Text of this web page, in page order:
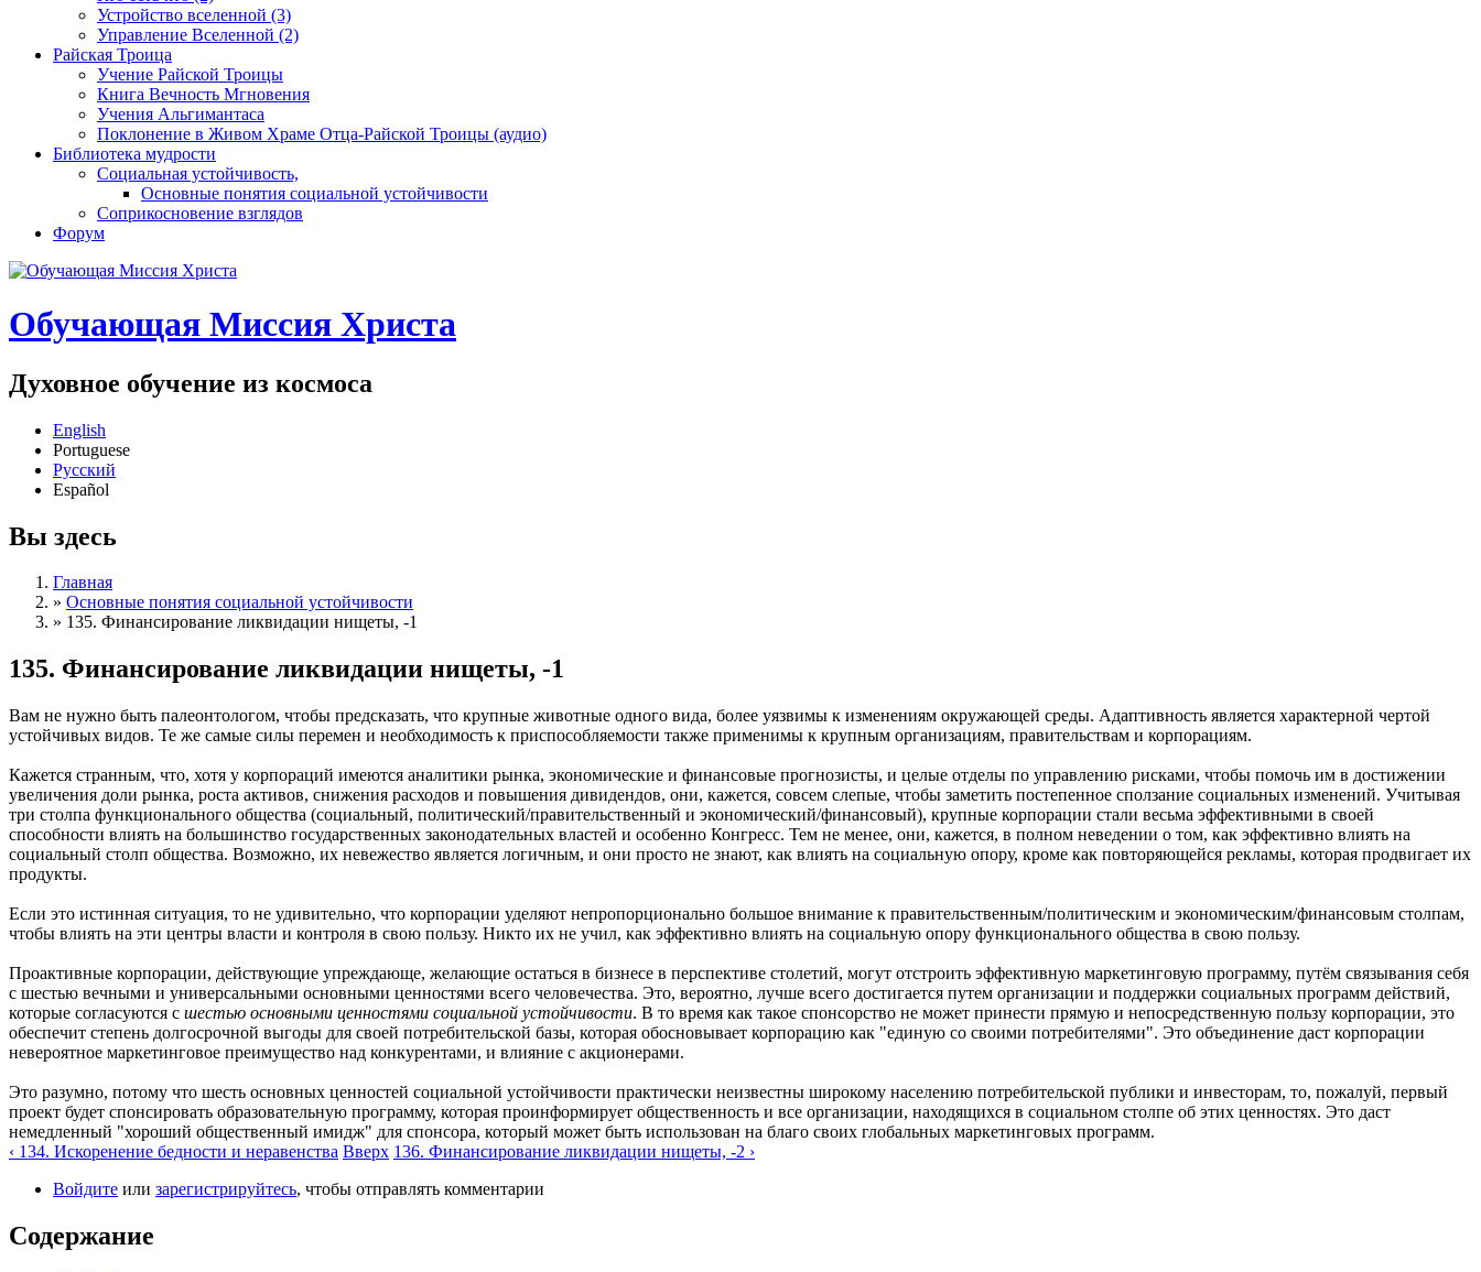
Устройство вселенной (3)
Управление Вселенной (2)
Райская Троица
Учение Райской Троицы
Книга Вечность Мгновения
Учения Альгимантаса
Поклонение в Живом Храме Отца-Райской Троицы (аудио)
Библиотека мудрости
Социальная устойчивость,
Основные понятия социальной устойчивости
Соприкосновение взглядов
Форум
Обучающая Миссия Христа
Духовное обучение из космоса
English
Portuguese
Русский
Español
Вы здесь
Главная
» Основные понятия социальной устойчивости
» 135. Финансирование ликвидации нищеты, -1
135. Финансирование ликвидации нищеты, -1
Вам не нужно быть палеонтологом, чтобы предсказать, что крупные животные одного вида, более уязвимы к изменениям окружающей среды. Адаптивность является характерной чертой
устойчивых видов. Те же самые силы перемен и необходимость к приспособляемости также применимы к крупным организациям, правительствам и корпорациям.
Кажется странным, что, хотя у корпораций имеются аналитики рынка, экономические и финансовые прогнозисты, и целые отделы по управлению рисками, чтобы помочь им в достижении
увеличения доли рынка, роста активов, снижения расходов и повышения дивидендов, они, кажется, совсем слепые, чтобы заметить постепенное сползание социальных изменений. Учитывая
три столпа функционального общества (социальный, политический/правительственный и экономический/финансовый), крупные корпорации стали весьма эффективными в своей
способности влиять на большинство государственных законодательных властей и особенно Конгресс. Тем не менее, они, кажется, в полном неведении о том, как эффективно влиять на
социальный столп общества. Возможно, их невежество является логичным, и они просто не знают, как влиять на социальную опору, кроме как повторяющейся рекламы, которая продвигает их
продукты.
Если это истинная ситуация, то не удивительно, что корпорации уделяют непропорционально большое внимание к правительственным/политическим и экономическим/финансовым столпам,
чтобы влиять на эти центры власти и контроля в свою пользу. Никто их не учил, как эффективно влиять на социальную опору функционального общества в свою пользу.
Проактивные корпорации, действующие упреждающе, желающие остаться в бизнесе в перспективе столетий, могут отстроить эффективную маркетинговую программу, путём связывания себя
с шестью вечными и универсальными основными ценностями всего человечества. Это, вероятно, лучше всего достигается путем организации и поддержки социальных программ действий,
которые согласуются с шестью основными ценностями социальной устойчивости. В то время как такое спонсорство не может принести прямую и непосредственную пользу корпорации, это
обеспечит степень долгосрочной выгоды для своей потребительской базы, которая обосновывает корпорацию как "единую со своими потребителями". Это объединение даст корпорации
невероятное маркетинговое преимущество над конкурентами, и влияние с акционерами.
Это разумно, потому что шесть основных ценностей социальной устойчивости практически неизвестны широкому населению потребительской публики и инвесторам, то, пожалуй, первый
проект будет спонсировать образовательную программу, которая проинформирует общественность и все организации, находящихся в социальном столпе об этих ценностях. Это даст
немедленный "хороший общественный имидж" для спонсора, который может быть использован на благо своих глобальных маркетинговых программ.
‹ 134. Искоренение бедности и неравенства Вверх 136. Финансирование ликвидации нищеты, -2 ›
Войдите или зарегистрируйтесь, чтобы отправлять комментарии
Содержание